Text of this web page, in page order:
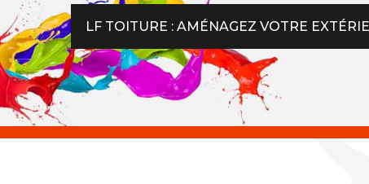
LF TOITURE : AMÉNAGEZ VOTRE